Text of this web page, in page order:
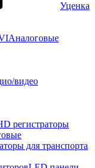
Уценка
Аналоговые
видео
регистраторы
для транспорта